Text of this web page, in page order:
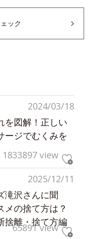
ック
2024/03/18
を図解！正しい
ージでむくみを
1833897 view
2025/12/11
滝沢さんに聞
メの捨て方は？
捨離・捨て方編
65891 view